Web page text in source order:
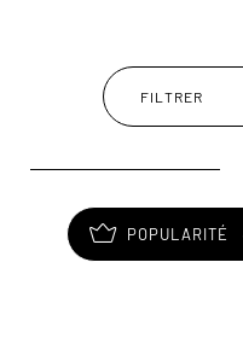
randonnée.
FILTRER
POPULARITÉ